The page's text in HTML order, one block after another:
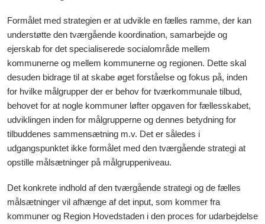
Formålet med strategien er at udvikle en fælles ramme, der kan
understøtte den tværgående koordination, samarbejde og
ejerskab for det specialiserede socialområde mellem
kommunerne og mellem kommunerne og regionen. Dette skal
desuden bidrage til at skabe øget forståelse og fokus på, inden
for hvilke målgrupper der er behov for tværkommunale tilbud,
behovet for at nogle kommuner løfter opgaven for fællesskabet,
udviklingen inden for målgrupperne og dennes betydning for
tilbuddenes sammensætning m.v. Det er således i
udgangspunktet ikke formålet med den tværgående strategi at
opstille målsætninger på målgruppeniveau.
Det konkrete indhold af den tværgående strategi og de fælles
målsætninger vil afhænge af det input, som kommer fra
kommuner og Region Hovedstaden i den proces for udarbejdelse